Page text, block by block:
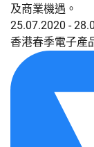
及商業機遇。
25.07.2020 -
香港春季電子產